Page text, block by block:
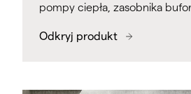
pompy ciepła, zasobnika
Odkryj produkt